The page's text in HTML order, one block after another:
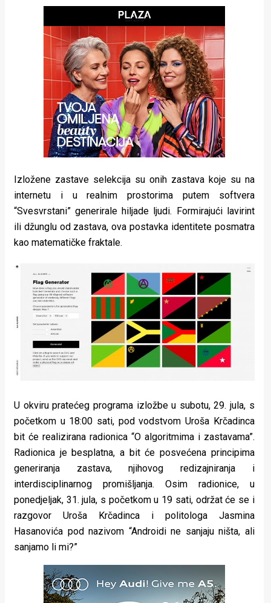
Izložene zastave selekcija su onih zastava koje su na
internetu i u realnim prostorima putem softvera
“Svesvrstani” generirale hiljade ljudi. Formirajući lavirint
ili džunglu od zastava, ova postavka identitete posmatra
kao matematičke fraktale.
U okviru pratećeg programa izložbe u subotu, 29. jula, s
početkom u 18:00 sati, pod vodstvom Uroša Krčadinca
bit će realizirana radionica “O algoritmima i zastavama”.
Radionica je besplatna, a bit će posvećena principima
generiranja zastava, njihovog redizajniranja i
interdisciplinarnog promišljanja. Osim radionice, u
ponedjeljak, 31. jula, s početkom u 19 sati, održat će se i
razgovor Uroša Krčadinca i politologa Jasmina
Hasanovića pod nazivom “Androidi ne sanjaju ništa, ali
sanjamo li mi?”